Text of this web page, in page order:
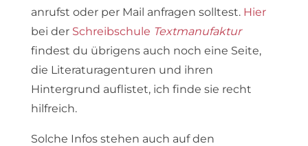
anrufst oder per Mail anfragen solltest. Hier
bei der Schreibschule Textmanufaktur
findest du übrigens auch noch eine Seite,
die Literaturagenturen und ihren
Hintergrund auflistet, ich finde sie recht
hilfreich.
Solche Infos stehen auch auf den